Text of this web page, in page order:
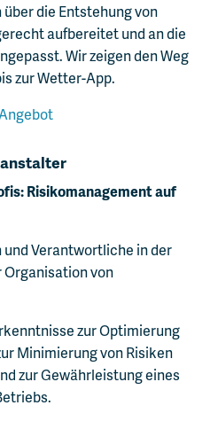
die Entstehung von
aufbereitet und an die
Wir zeigen den Weg
zur Wetter-App.
Risikomanagement auf
Verantwortliche in der
von
zur Optimierung
Minimierung von Risiken
zur Gewährleistung eines